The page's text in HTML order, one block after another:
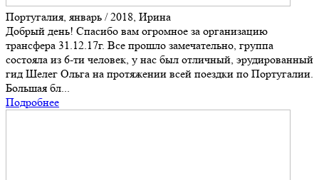
Португалия, январь / 2018, Ирина
Добрый день! Спасибо вам огромное за организацию
трансфера 31.12.17г. Все прошло замечательно, группа
состояла из 6-ти человек, у нас был отличный, эрудированный
гид Шелег Ольга на протяжении всей поездки по Португалии.
Большая бл...
Подробнее